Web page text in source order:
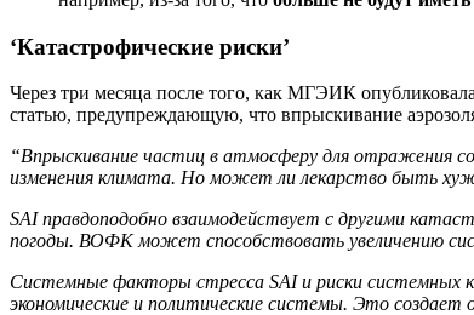
‘Катастрофические риски’
Через три месяца после того, как МГЭИК
статью, предупреждающую, что впрыскивание
“Впрыскивание частиц в атмосферу для отражения
изменения климата. Но может ли лекарство быть
SAI правдоподобно взаимодействует с другими
погоды. ВОФК может способствовать увеличению
Системные факторы стресса SAI и риски системных
экономические и политические системы. Это создает